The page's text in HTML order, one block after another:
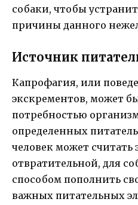
собаки, чтобы
причины данного
Источник
Капрофагия, или
экскрементов, может
потребностью
определенных
человек может считать
отвратительной, для
способом пополнить
важных питательных